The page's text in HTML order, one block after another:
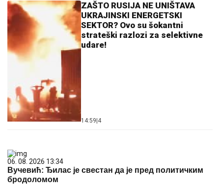
ZAŠTO RUSIJA NE UNIŠTAVA
UKRAJINSKI ENERGETSKI
SEKTOR? Ovo su šokantni
strateški razlozi za selektivne
udare!
14:59 4
06. 08. 2026 13:34
Вучевић: Ђилас је свестан да је пред политичким
бродоломом